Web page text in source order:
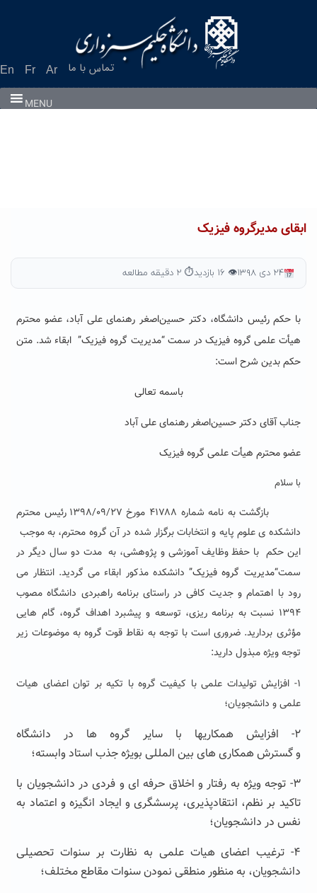
En Fr Ar تماس با ما
MENU
ابقای مدیرگروه فیزیک
۲۴ دی ۱۳۹۸ 👁 ۱۶ بازدید ⏱ ۲ دقیقه مطالعه
با حکم رئیس دانشگاه، دکتر حسین‌اصغر رهنمای علی آباد، عضو محترم
هیأت علمی گروه فیزیکدر سمت“مدیریت گروه فیزیک” ابقاء شد. متن
حکم بدین شرح است:
باسمه تعالی
جناب آقای دکتر حسین‌اصغر رهنمای علی آباد
عضو محترم هیأت علمی گروه فیزیک
با سلام
بازگشت به نامه شماره ۴۱۷۸۸ مورخ ۱۳۹۸/۰۹/۲۷ رئیس محترم
دانشکده ی علوم پایه و انتخابات برگزار شده در آن گروه محترم، به موجب
این حکم با حفظ وظایف آموزشی و پژوهشی، به مدت دو سال دیگر در
سمت“مدیریت گروه فیزیک” دانشکده مذکور ابقاء می گردید. انتظار می
رود با اهتمام و جدیت کافی در راستای برنامه راهبردی دانشگاه مصوب
۱۳۹۴ نسبت به برنامه ریزی، توسعه و پیشبرد اهداف گروه، گام هایی
مؤثری بردارید. ضروری است با توجه به نقاط قوت گروه به موضوعات زیر
توجه ویژه مبذول دارید:
۱- افزایش تولیدات علمی با کیفیت گروه با تکیه بر توان اعضای هیات
علمی و دانشجویان؛
۲- افزایش همکاریها با سایر گروه ها در دانشگاه
و گسترش همکاری های بین المللی بویژه جذب استاد وابسته؛
۳- توجه ویژه به رفتار و اخلاق حرفه ای و فردی در دانشجویان با
تاکید بر نظم، انتقادپذیری، پرسشگری و ایجاد انگیزه و اعتماد به
نفس در دانشجویان؛
۴- ترغیب اعضای هیات علمی به نظارت بر سنوات تحصیلی
دانشجویان، به منظور منطقی نمودن سنوات مقاطع مختلف؛